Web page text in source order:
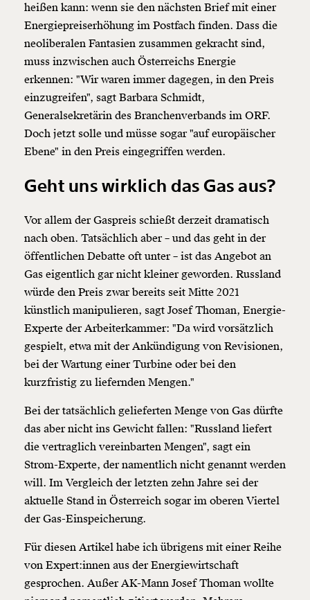
heißen kann: wenn sie den nächsten Brief mit einer
Energiepreiserhöhung im Postfach finden. Dass die
neoliberalen Fantasien zusammen gekracht sind,
muss inzwischen auch Österreichs Energie
erkennen: "Wir waren immer dagegen, in den Preis
einzugreifen", sagt Barbara Schmidt,
Generalsekretärin des Branchenverbands im ORF.
Doch jetzt solle und müsse sogar "auf europäischer
Ebene" in den Preis eingegriffen werden.
Geht uns wirklich das Gas aus?
Vor allem der Gaspreis schießt derzeit dramatisch
nach oben. Tatsächlich aber – und das geht in der
öffentlichen Debatte oft unter – ist das Angebot an
Gas eigentlich gar nicht kleiner geworden. Russland
würde den Preis zwar bereits seit Mitte 2021
künstlich manipulieren, sagt Josef Thoman, Energie-
Experte der Arbeiterkammer: "Da wird vorsätzlich
gespielt, etwa mit der Ankündigung von Revisionen,
bei der Wartung einer Turbine oder bei den
kurzfristig zu liefernden Mengen."
Bei der tatsächlich gelieferten Menge von Gas dürfte
das aber nicht ins Gewicht fallen: "Russland liefert
die vertraglich vereinbarten Mengen", sagt ein
Strom-Experte, der namentlich nicht genannt werden
will. Im Vergleich der letzten zehn Jahre sei der
aktuelle Stand in Österreich sogar im oberen Viertel
der Gas-Einspeicherung.
Für diesen Artikel habe ich übrigens mit einer Reihe
von Expert:innen aus der Energiewirtschaft
gesprochen. Außer AK-Mann Josef Thoman wollte